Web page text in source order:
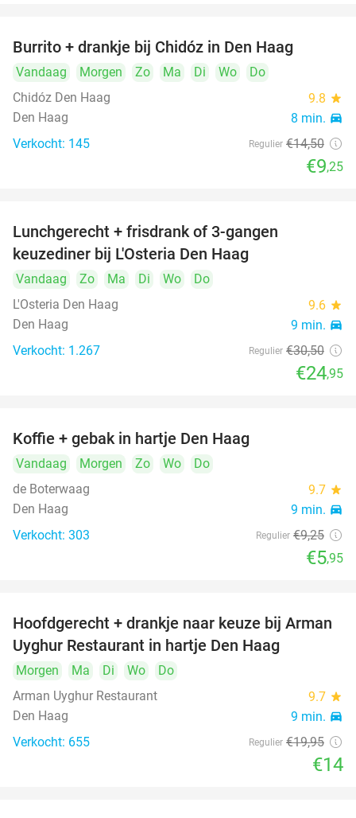
Burrito + drankje bij Chidóz in Den Haag
Vandaag Morgen Zo Ma Di Wo
Do
Chidóz Den Haag
9.8 star
Den Haag 8 min. directions_car
Verkocht: 145 Regulier €14,50
€9,25
Lunchgerecht + frisdrank of 3-gangen
keuzediner bij L'Osteria Den Haag
Vandaag Zo Ma Di Wo
Do
L'Osteria Den Haag
9.6 star
Den Haag 9 min. directions_car
Verkocht: 1.267 Regulier €30,50
€24,95
Koffie + gebak in hartje Den Haag
Vandaag Morgen Zo Wo
Do
de Boterwaag
9.7 star
Den Haag 9 min. directions_car
Verkocht: 303 Regulier €9,25
€5,95
30%
Hoofdgerecht + drankje naar keuze bij Arman
Uyghur Restaurant in hartje Den Haag
Morgen Ma Di Wo
Do
Arman Uyghur Restaurant
9.7 star
Den Haag 9 min. directions_car
Verkocht: 655 Regulier €19,95
€14